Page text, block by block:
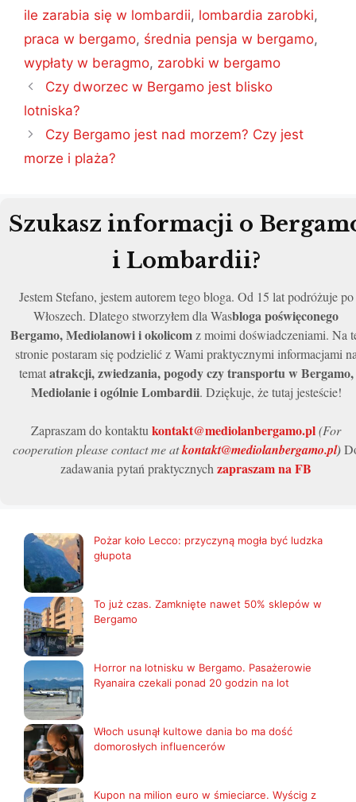
ile zarabia się w lombardii, lombardia zarobki,
praca w bergamo, średnia pensja w bergamo,
wypłaty w beragmo, zarobki w bergamo
Nawigacja
wpisu
Czy dworzec w Bergamo jest blisko
lotniska?
Czy Bergamo jest nad morzem? Czy jest
morze i plaża?
Szukasz informacji o
i Lombardii?
Jestem Stefano, jestem autorem tego bloga. Od 15 lat podróżuje po
Włoszech. Dlatego stworzyłem dla Wasbloga poświęconego
Bergamo, Mediolanowi i okolicomz moimi doświadczeniami. Na
stronie postaram się podzielić z Wami praktycznymi informacjami
tematatrakcji, zwiedzania, pogody czy transportu w Bergamo,
Mediolanie i ogólnie Lombardii. Dziękuje, że tutaj jesteście!
Zapraszam do kontaktu kontakt@mediolanbergamo.pl(For
cooperation please contact me atkontakt@mediolanbergamo.pl)
zadawania pytań praktycznych zapraszam na FB
Pożar koło Lecco: przyczyną mogła być ludzka
głupota
To już czas. Zamknięte nawet 50% sklepów w
Bergamo
Horror na lotnisku w Bergamo. Pasażerowie
Ryanaira czekali ponad 20 godzin na lot
Włoch usunął kultowe dania bo ma dość
domorosłych influencerów
Kupon na milion euro w śmieciarce. Wyścig z